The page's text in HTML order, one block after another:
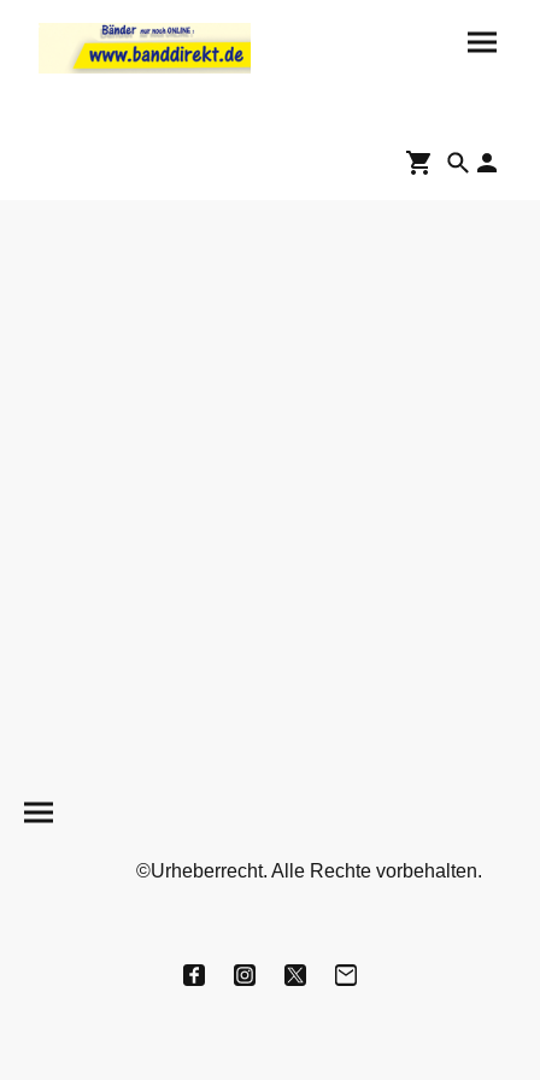
©Urheberrecht. Alle Rechte vorbehalten.